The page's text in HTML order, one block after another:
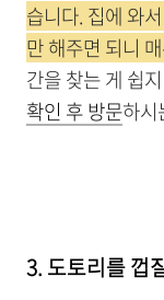
습니다. 집에 와
만 해주면 되니
간을 찾는 게 쉽
확인 후 방문하시
3. 도토리를 껍